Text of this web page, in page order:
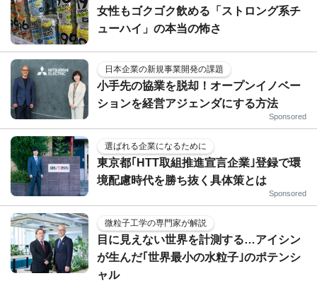
女性もゴクゴク飲める「ストロング系チ
ューハイ」の本当の怖さ
日本企業の新規事業開発の課題
小手先の協業を脱却！オープンイノベー
ションを経営アジェンダにする方法
Sponsored
選ばれる企業になるために
東京都｢HTT取組推進宣言企業｣登録で環
境配慮時代を勝ち抜く具体策とは
Sponsored
微粒子工学の専門家が解説
目に見えない世界を計測する…アイシン
が生んだ｢世界最小の水粒子｣のポテンシ
ャル